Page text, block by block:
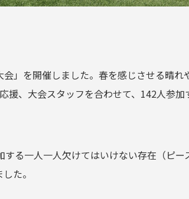
」を開催しました。春を感じさせる晴れ
援、大会スタッフを合わせて、142人参加
る一人一人欠けてはいけない存在（ピー
た。